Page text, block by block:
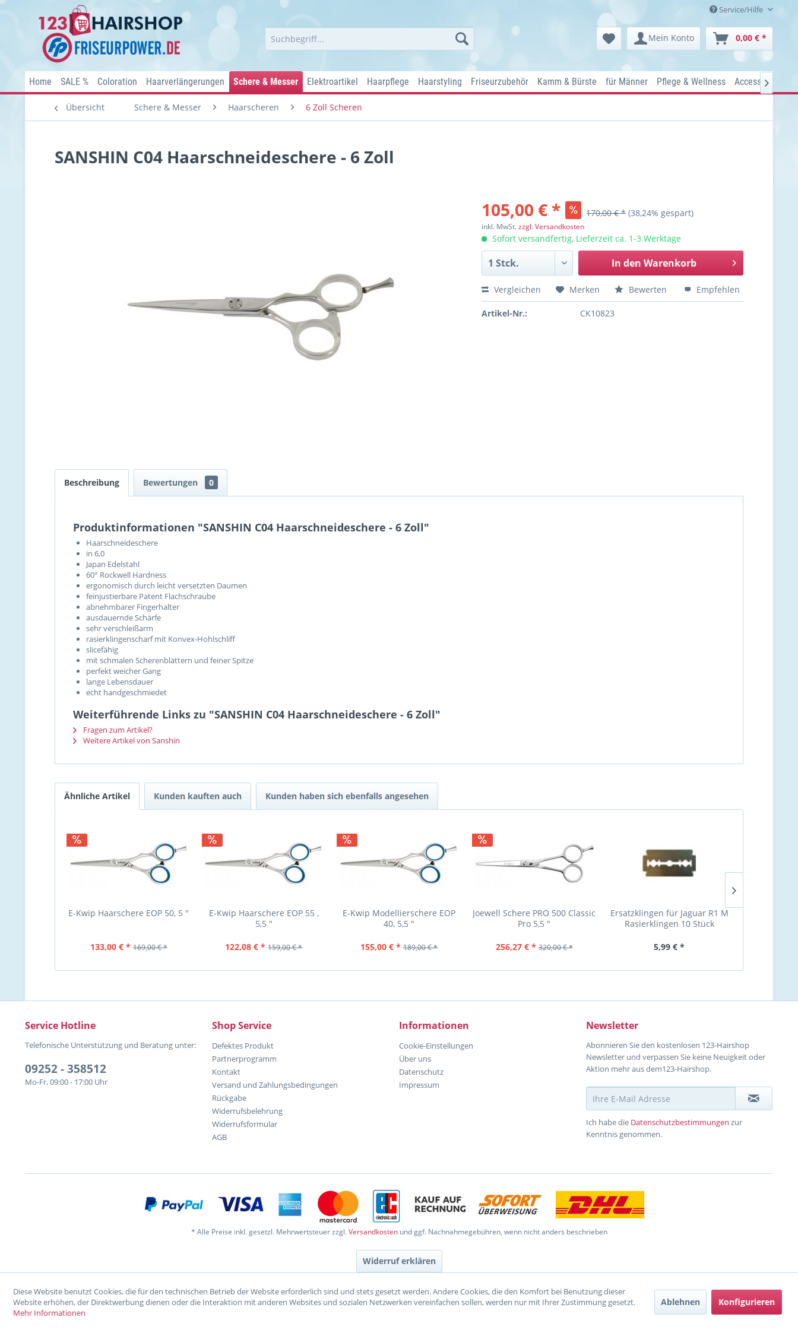
Service/Hilfe
Mein Konto 0,00 € *
Home SALE % Coloration Haarverlängerungen Schere & Messer Elektroartikel Haarpflege Haarstyling Friseurzubehör Kamm & Bürste für Männer Pflege & Wellness Accessoires

Übersicht Schere & Messer Haarscheren 6 Zoll Scheren
SANSHIN C04 Haarschneideschere - 6 Zoll
105,00 € * 170,00 € * (38,24% gespart)
inkl. MwSt.zzgl. Versandkosten
Sofort versandfertig, Lieferzeit ca. 1-3 Werktage
In den Warenkorb
Vergleichen Merken Bewerten Empfehlen
Artikel-Nr.: CK10823
Beschreibung Bewertungen 0
Produktinformationen "SANSHIN C04 Haarschneideschere - 6 Zoll"
Haarschneideschere
in 6,0
Japan Edelstahl
60° Rockwell Hardness
ergonomisch durch leicht versetzten Daumen
feinjustierbare Patent Flachschraube
abnehmbarer Fingerhalter
ausdauernde Schärfe
sehr verschleißarm
rasierklingenscharf mit Konvex-Hohlschliff
slicefähig
mit schmalen Scherenblättern und feiner Spitze
perfekt weicher Gang
lange Lebensdauer
echt handgeschmiedet
Weiterführende Links zu "SANSHIN C04 Haarschneideschere - 6 Zoll"
Fragen zum Artikel?
Weitere Artikel von Sanshin
Ähnliche Artikel Kunden kauften auch Kunden haben sich ebenfalls angesehen
E-Kwip Haarschere EOP 50, 5 "
133,00 € * 169,00 € *
E-Kwip Haarschere EOP 55 ,
5,5 "
122,08 € * 159,00 € *
E-Kwip Modellierschere EOP
40, 5,5 "
155,00 € * 189,00 € *
Joewell Schere PRO 500 Classic
Pro 5,5 "
256,27 € * 320,00 € *
Ersatzklingen für Jaguar R1 M
Rasierklingen 10 Stück
5,99 € *
Service Hotline
Telefonische Unterstützung und Beratung unter:
09252 - 358512
Mo-Fr, 09:00 - 17:00 Uhr
Shop Service
Defektes Produkt
Partnerprogramm
Kontakt
Versand und Zahlungsbedingungen
Rückgabe
Widerrufsbelehrung
Widerrufsformular
AGB
Informationen
Cookie-Einstellungen
Über uns
Datenschutz
Impressum
Newsletter
Abonnieren Sie den kostenlosen 123-Hairshop
Newsletter und verpassen Sie keine Neuigkeit oder
Aktion mehr aus dem123-Hairshop.
Ich habe die Datenschutzbestimmungen zur
Kenntnis genommen.
* Alle Preise inkl. gesetzl. Mehrwertsteuer zzgl.Versandkostenund ggf. Nachnahmegebühren, wenn nicht anders beschrieben
Widerruf erklären
Diese Website benutzt Cookies, die für den technischen Betrieb der Website erforderlich sind und stets gesetzt werden. Andere Cookies, die den Komfort bei Benutzung dieser
Website erhöhen, der Direktwerbung dienen oder die Interaktion mit anderen Websites und sozialen Netzwerken vereinfachen sollen, werden nur mit Ihrer Zustimmung gesetzt.
Mehr Informationen
Ablehnen Konfigurieren